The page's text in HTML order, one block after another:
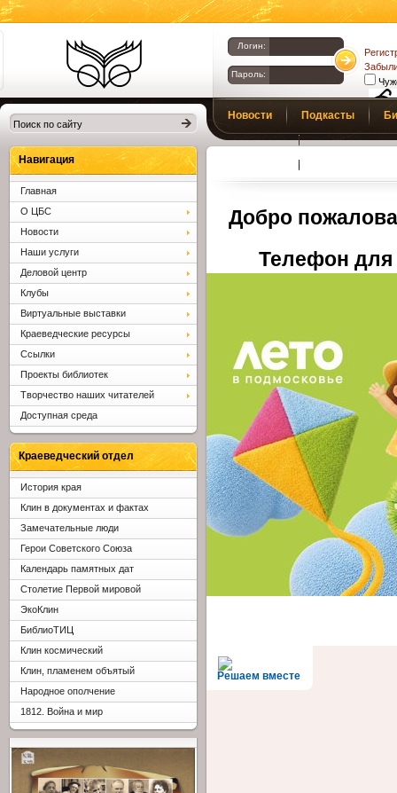
Библиотеки
Клина. Клинская
ЦБС.
Логин:
Пароль:
Новости Подкасты
Добро
Телефон для
Решаем вместе
Навигация
Главная
О ЦБС
Новости
Наши услуги
Деловой центр
Клубы
Виртуальные выставки
Краеведческие ресурсы
Ссылки
Проекты библиотек
Творчество наших читателей
Доступная среда
Краеведческий отдел
История края
Клин в документах и фактах
Замечательные люди
Герои Советского Союза
Календарь памятных дат
Столетие Первой мировой
ЭкоКлин
БиблиоТИЦ
Клин космический
Клин, пламенем объятый
Народное ополчение
1812. Война и мир